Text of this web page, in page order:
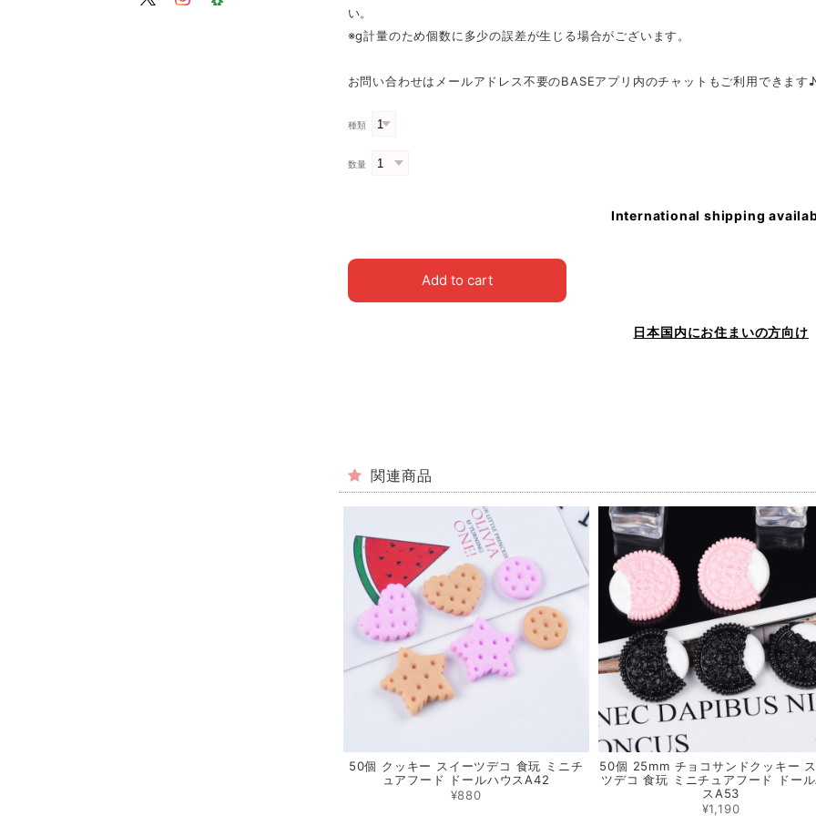
い。
※g計量のため個数に多少の誤差が生じる場合がございます。
お問い合わせはメールアドレス不要のBASEアプリ内のチャットもご利用できます♪
種類
数量
International shipping
Add to cart
日本国内にお住まいの方向け
関連商品
50個 クッキー スイーツデコ 食玩 ミニチ
ュアフード ドールハウスA42
¥880
50個 25mm チョコサンドクッキー
ツデコ 食玩 ミニチュアフード ドール
スA53
¥1,190